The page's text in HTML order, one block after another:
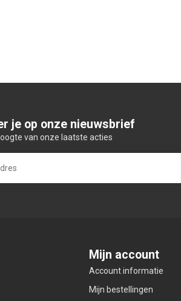
je op onze nieuwsbrief
van onze laatste acties
Mijn account
Account informatie
Mijn bestellingen